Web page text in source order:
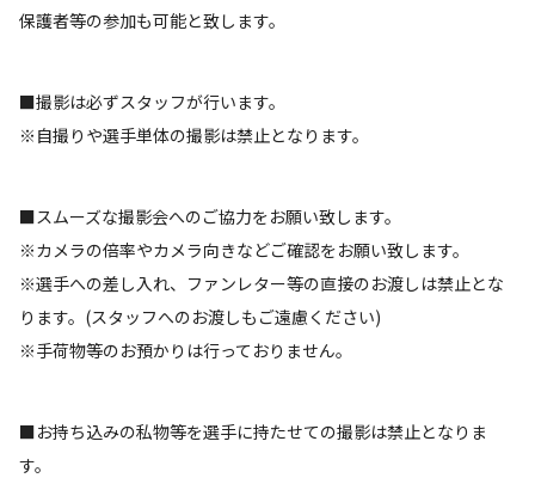
保護者等の参加も可能と致します。
■撮影は必ずスタッフが行います。
※自撮りや選手単体の撮影は禁止となります。
■スムーズな撮影会へのご協力をお願い致します。
※カメラの倍率やカメラ向きなどご確認をお願い致します。
※選手への差し入れ、ファンレター等の直接のお渡しは禁止とな
ります。(スタッフへのお渡しもご遠慮ください)
※手荷物等のお預かりは行っておりません。
■お持ち込みの私物等を選手に持たせての撮影は禁止となりま
す。